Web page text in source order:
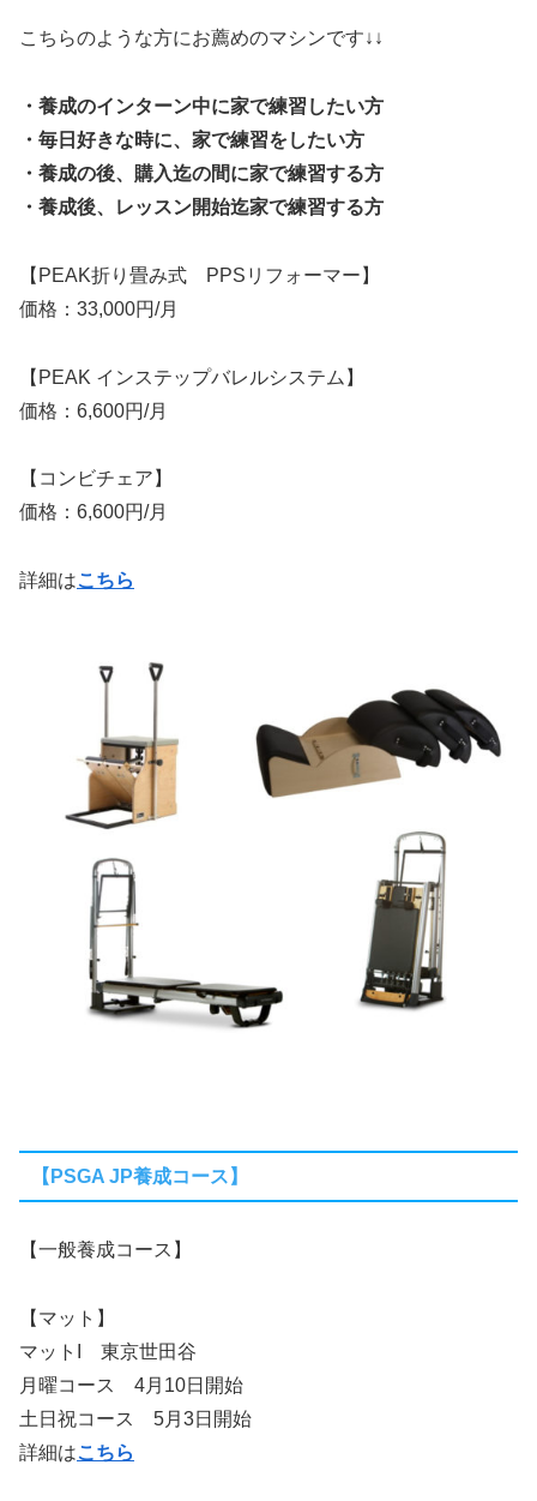
こちらのような方にお薦めのマシンです↓↓
・養成のインターン中に家で練習したい方
・毎日好きな時に、家で練習をしたい方
・養成の後、購入迄の間に家で練習する方
・養成後、レッスン開始迄家で練習する方
【PEAK折り畳み式 PPSリフォーマー】
価格：33,000円/月
【PEAK インステップバレルシステム】
価格：6,600円/月
【コンビチェア】
価格：6,600円/月
詳細はこちら
【PSGA JP養成コース】
【一般養成コース】
【マット】
マットI 東京世田谷
月曜コース 4月10日開始
土日祝コース 5月3日開始
詳細はこちら